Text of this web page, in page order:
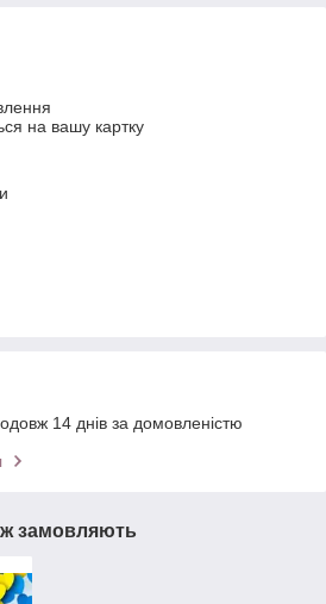
на вашу картку
14 днів за домовленістю
замовляють